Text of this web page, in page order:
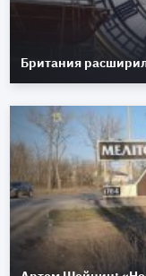
Британия